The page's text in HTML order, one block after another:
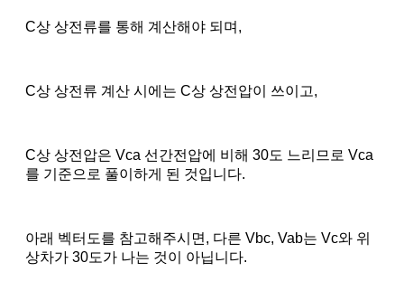
C상 상전류를 통해 계산해야 되며,
C상 상전류 계산 시에는 C상 상전압이 쓰이고,
C상 상전압은 Vca 선간전압에 비해 30도 느리므로 Vca
를 기준으로 풀이하게 된 것입니다.
아래 벡터도를 참고해주시면, 다른 Vbc, Vab는 Vc와 위
상차가 30도가 나는 것이 아닙니다.